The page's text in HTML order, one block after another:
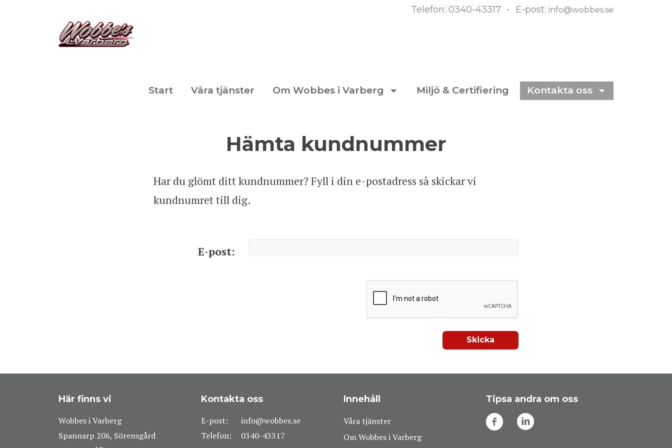
Telefon: 0340-43317 E-post: info@wobbes.se
Start Våra tjänster Om Wobbes i Varberg Miljö & Certifiering Kontakta oss
Hämta kundnummer
Har du glömt ditt kundnummer? Fyll i din e-postadress så skickar vi
kundnumret till dig.
E-post:
Skicka
Här finns vi
Wobbes i Varberg
Spannarp 206, Sörensgård
Kontakta oss
E-post:
info@wobbes.se
Telefon:
0340-43317
Innehåll
Våra tjänster
Om Wobbes i Varberg
Tipsa andra om oss